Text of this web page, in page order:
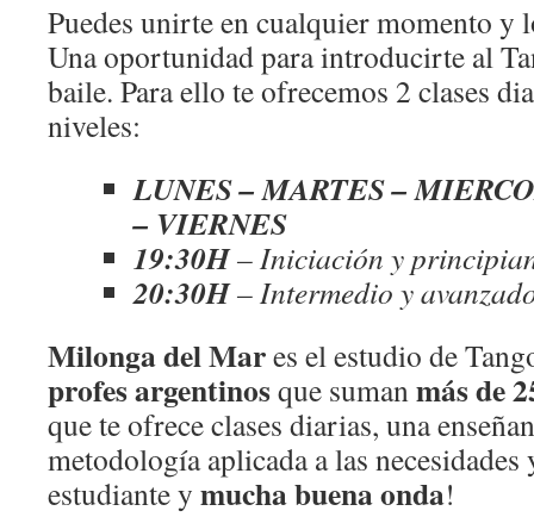
Puedes unirte en cualquier momento y
Una oportunidad para introducirte al
baile. Para ello te ofrecemos 2 clases
niveles:
LUNES – MARTES –
– VIERNES
19:30H– Iniciación y
20:30H– Intermedio y
Milonga del Mares el estudio de
profes argentinosque sumanmás de
que te ofrece clases diarias, una
metodología aplicada a las
estudiante y mucha buena onda!